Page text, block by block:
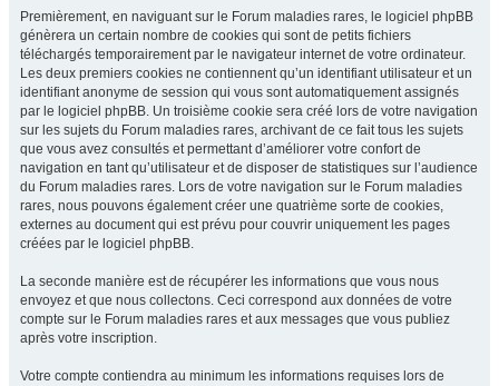
Premièrement, en naviguant sur le Forum maladies rares, le logiciel phpBB
génèrera un certain nombre de cookies qui sont de petits fichiers
téléchargés temporairement par le navigateur internet de votre ordinateur.
Les deux premiers cookies ne contiennent qu’un identifiant utilisateur et un
identifiant anonyme de session qui vous sont automatiquement assignés
par le logiciel phpBB. Un troisième cookie sera créé lors de votre navigation
sur les sujets du Forum maladies rares, archivant de ce fait tous les sujets
que vous avez consultés et permettant d’améliorer votre confort de
navigation en tant qu’utilisateur et de disposer de statistiques sur l’audience
du Forum maladies rares. Lors de votre navigation sur le Forum maladies
rares, nous pouvons également créer une quatrième sorte de cookies,
externes au document qui est prévu pour couvrir uniquement les pages
créées par le logiciel phpBB.
La seconde manière est de récupérer les informations que vous nous
envoyez et que nous collectons. Ceci correspond aux données de votre
compte sur le Forum maladies rares et aux messages que vous publiez
après votre inscription.
Votre compte contiendra au minimum les informations requises lors de